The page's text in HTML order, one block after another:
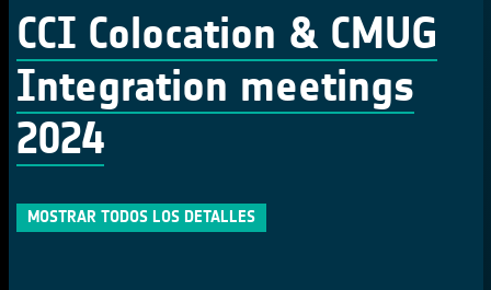
CCI Colocation & CMUG
Integration meetings
2024
MOSTRAR TODOS LOS DETALLES